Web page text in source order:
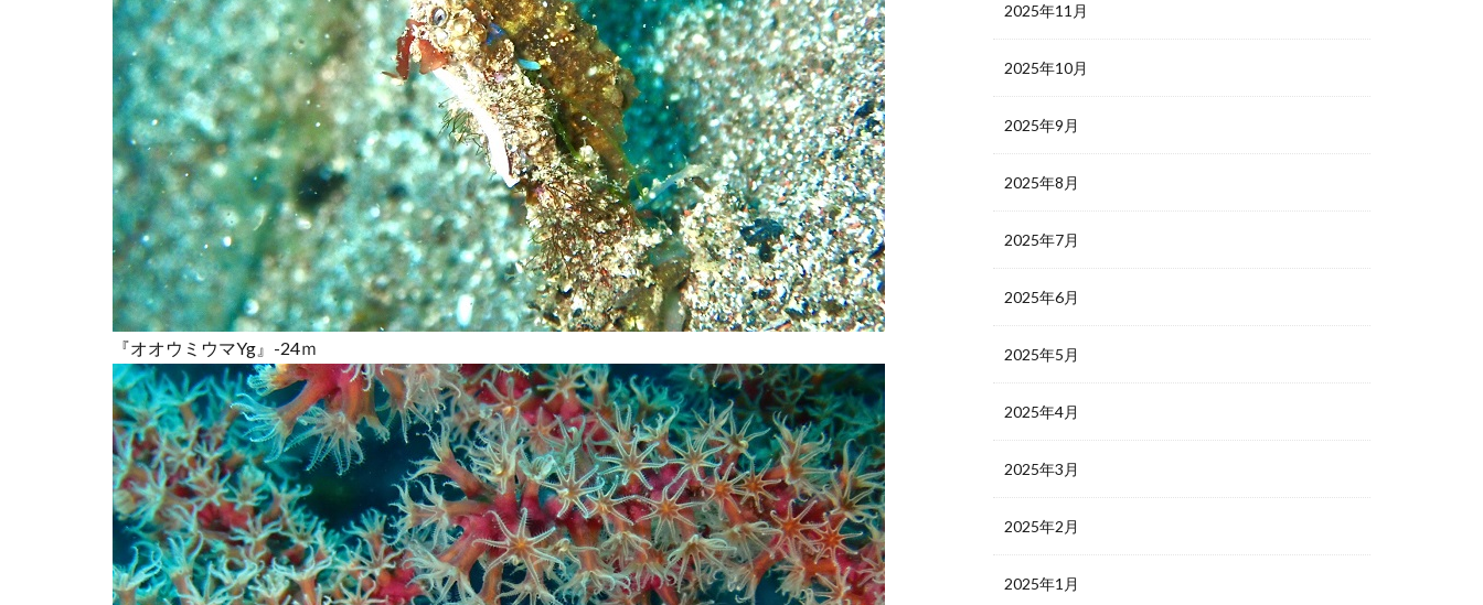
『オオウミウマYg』-24ｍ
2025年11月
2025年10月
2025年9月
2025年8月
2025年7月
2025年6月
2025年5月
2025年4月
2025年3月
2025年2月
2025年1月